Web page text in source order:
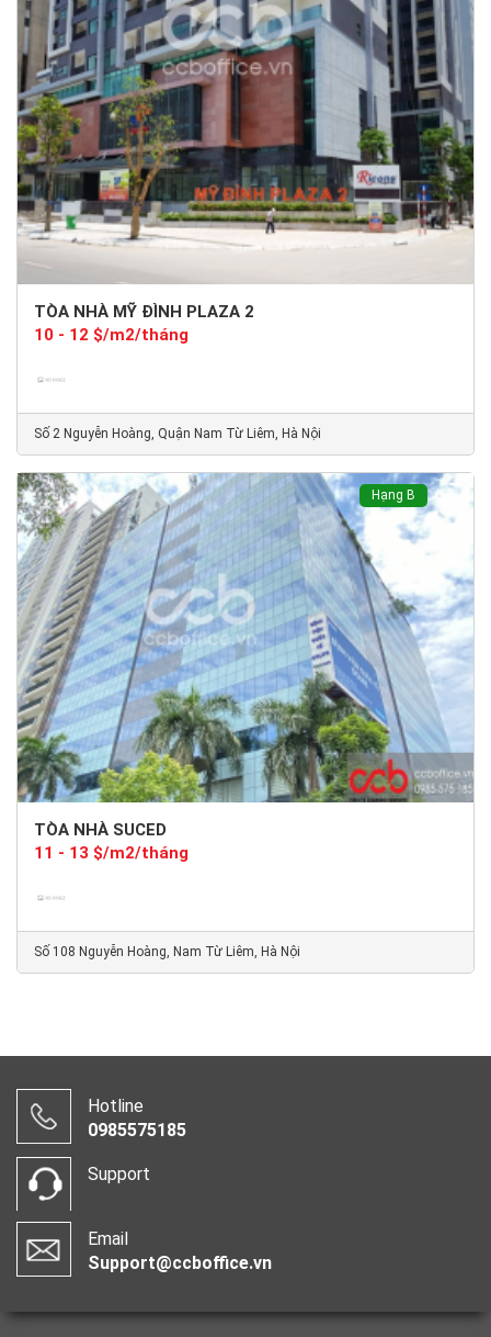
TÒA NHÀ MỸ ĐÌNH PLAZA 2
10 - 12 $/m2/tháng
Số 2 Nguyễn Hoàng, Quận Nam Từ Liêm, Hà Nội
Hạng B
TÒA NHÀ SUCED
11 - 13 $/m2/tháng
Số 108 Nguyễn Hoàng, Nam Từ Liêm, Hà Nội
Hotline
0985575185
Support
Email
Support@ccboffice.vn